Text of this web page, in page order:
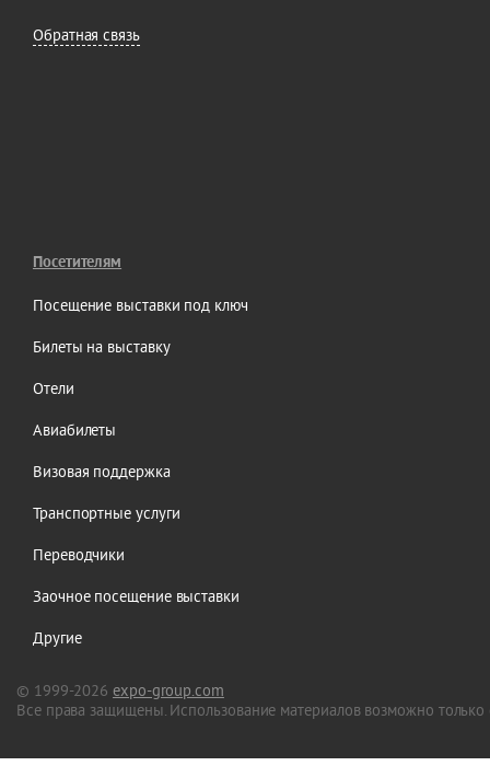
Обратная связь
Посетителям
Посещение выставки под ключ
Билеты на выставку
Отели
Авиабилеты
Визовая поддержка
Транспортные услуги
Переводчики
Заочное посещение выставки
Другие
© 1999-2026 expo-group.com
Все права защищены. Использование материалов возможно